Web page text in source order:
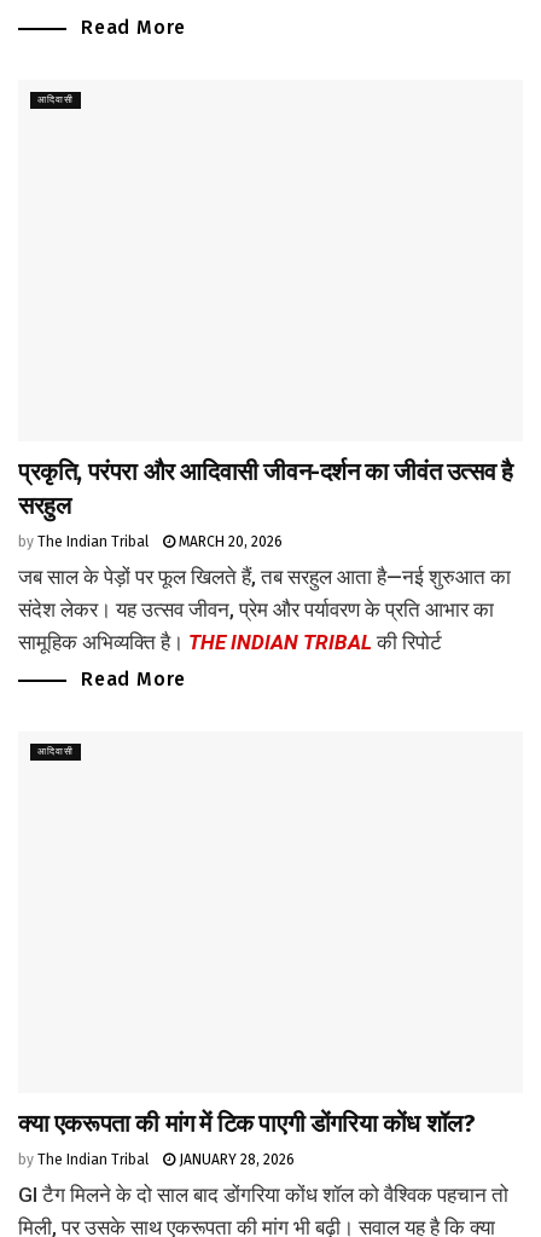
Read More
आदिवासी
प्रकृति, परंपरा और आदिवासी जीवन-दर्शन का जीवंत उत्सव है
सरहुल
by The Indian Tribal MARCH 20, 2026
जब साल के पेड़ों पर फूल खिलते हैं, तब सरहुल आता है—नई शुरुआत का
संदेश लेकर। यह उत्सव जीवन, प्रेम और पर्यावरण के प्रति आभार का
सामूहिक अभिव्यक्ति है। THE INDIAN TRIBAL की रिपोर्ट
Read More
आदिवासी
क्या एकरूपता की मांग में टिक पाएगी डोंगरिया कोंध शॉल?
by The Indian Tribal JANUARY 28, 2026
GI टैग मिलने के दो साल बाद डोंगरिया कोंध शॉल को वैश्विक पहचान तो
मिली, पर उसके साथ एकरूपता की मांग भी बढ़ी। सवाल यह है कि क्या